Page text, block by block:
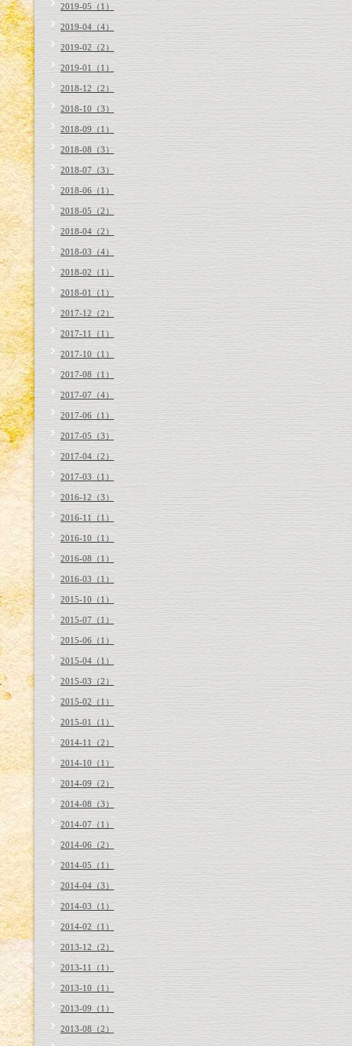
2019-05（1）
2019-04（4）
2019-02（2）
2019-01（1）
2018-12（2）
2018-10（3）
2018-09（1）
2018-08（3）
2018-07（3）
2018-06（1）
2018-05（2）
2018-04（2）
2018-03（4）
2018-02（1）
2018-01（1）
2017-12（2）
2017-11（1）
2017-10（1）
2017-08（1）
2017-07（4）
2017-06（1）
2017-05（3）
2017-04（2）
2017-03（1）
2016-12（3）
2016-11（1）
2016-10（1）
2016-08（1）
2016-03（1）
2015-10（1）
2015-07（1）
2015-06（1）
2015-04（1）
2015-03（2）
2015-02（1）
2015-01（1）
2014-11（2）
2014-10（1）
2014-09（2）
2014-08（3）
2014-07（1）
2014-06（2）
2014-05（1）
2014-04（3）
2014-03（1）
2014-02（1）
2013-12（2）
2013-11（1）
2013-10（1）
2013-09（1）
2013-08（2）